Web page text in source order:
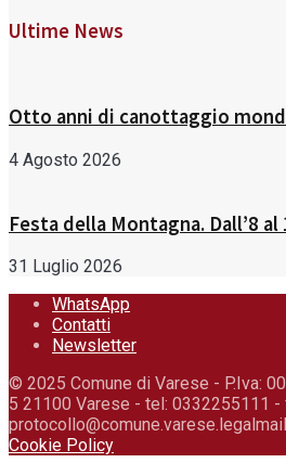
Ultime News
Otto anni di canottaggio
4 Agosto 2026
Festa della Montagna. Dall’8
31 Luglio 2026
WhatsApp
Contatti
Newsletter
© 2025 Comune di Varese - P.Iva:
5 21100 Varese - tel: 0332255111 -
Cookie Policy